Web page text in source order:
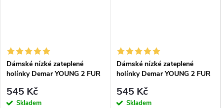
Dámské nízké zateplené
holínky Demar YOUNG 2 FUR
545 Kč
Skladem
Dámské nízké zateplené
holínky Demar YOUNG 2 FUR
545 Kč
Skladem